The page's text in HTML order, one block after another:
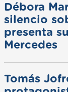
Débora
silencio
presenta
Mercedes
Tomás